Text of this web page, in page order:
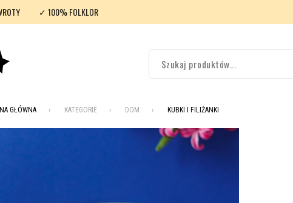
✓ 100% FOLKLOR
GŁÓWNA KATEGORIE DOM KUBKI I FILIŻANKI